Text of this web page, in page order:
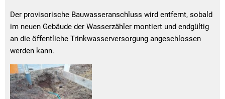
Der provisorische Bauwasseranschluss wird entfernt, sobald
im neuen Gebäude der Wasserzähler montiert und endgültig
an die öffentliche Trinkwasserversorgung angeschlossen
werden kann.